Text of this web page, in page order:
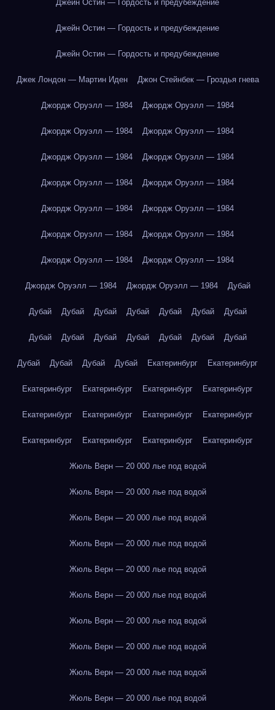
Джейн Остин — Гордость и предубеждение
Джейн Остин — Гордость и предубеждение
Джейн Остин — Гордость и предубеждение
Джек Лондон — Мартин Иден Джон Стейнбек — Гроздья гнева
Джордж Оруэлл — 1984 Джордж Оруэлл — 1984
Джордж Оруэлл — 1984 Джордж Оруэлл — 1984
Джордж Оруэлл — 1984 Джордж Оруэлл — 1984
Джордж Оруэлл — 1984 Джордж Оруэлл — 1984
Джордж Оруэлл — 1984 Джордж Оруэлл — 1984
Джордж Оруэлл — 1984 Джордж Оруэлл — 1984
Джордж Оруэлл — 1984 Джордж Оруэлл — 1984
Джордж Оруэлл — 1984 Джордж Оруэлл — 1984 Дубай
Дубай Дубай Дубай Дубай Дубай Дубай Дубай
Дубай Дубай Дубай Дубай Дубай Дубай Дубай
Дубай Дубай Дубай Дубай Екатеринбург Екатеринбург
Екатеринбург Екатеринбург Екатеринбург Екатеринбург
Екатеринбург Екатеринбург Екатеринбург Екатеринбург
Екатеринбург Екатеринбург Екатеринбург Екатеринбург
Жюль Верн — 20 000 лье под водой
Жюль Верн — 20 000 лье под водой
Жюль Верн — 20 000 лье под водой
Жюль Верн — 20 000 лье под водой
Жюль Верн — 20 000 лье под водой
Жюль Верн — 20 000 лье под водой
Жюль Верн — 20 000 лье под водой
Жюль Верн — 20 000 лье под водой
Жюль Верн — 20 000 лье под водой
Жюль Верн — 20 000 лье под водой